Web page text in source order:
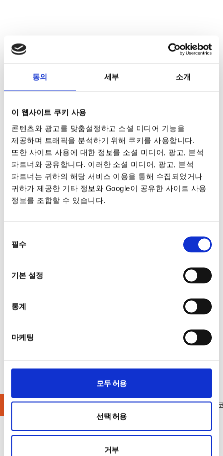
동의 세부 소개
이 웹사이트 쿠키 사용
콘텐츠와 광고를 맞춤설정하고 소셜 미디어 기능을
제공하며 트래픽을 분석하기 위해 쿠키를 사용합니다.
또한 사이트 사용에 대한 정보를 소셜 미디어, 광고, 분석
파트너와 공유합니다. 이러한 소셜 미디어, 광고, 분석
파트너는 귀하의 해당 서비스 이용을 통해 수집되었거나
귀하가 제공한 기타 정보와 Google이 공유한 사이트 사용
정보를 조합할 수 있습니다.
선택
필수
기본 설정
통계
마케팅
모두 허용
선택 허용
거부
디지털 멀티미터 LCR 미터 AC / DC 파워미터 오실로스